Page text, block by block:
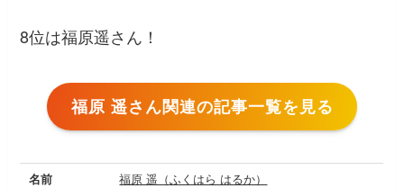
8位は福原遥さん！
福原 遥さん関連の記事一覧を見る
名前
福原 遥（ふくはら はるか）